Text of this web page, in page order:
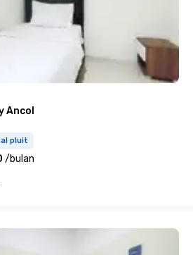
Ancol
pluit
/bulan